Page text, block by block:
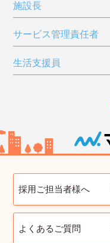
施設長
サービス管理責任者
生活支援員
採用ご担当者様へ
よくあるご質問